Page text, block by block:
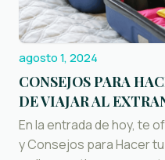
agosto 1, 2024
CONSEJOS PARA
DE VIAJAR AL
En la entrada de hoy, te
y Consejos para Hacer